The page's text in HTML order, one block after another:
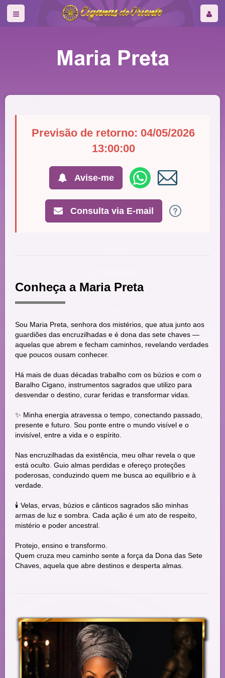
Maria Preta
Previsão de retorno: 04/05/2026
13:00:00
Avise-me
Consulta via E-mail
Conheça a Maria Preta
Sou Maria Preta, senhora dos mistérios, que atua junto aos
guardiões das encruzilhadas e é dona das sete chaves —
aquelas que abrem e fecham caminhos, revelando verdades
que poucos ousam conhecer.
Há mais de duas décadas trabalho com os búzios e com o
Baralho Cigano, instrumentos sagrados que utilizo para
desvendar o destino, curar feridas e transformar vidas.
✨ Minha energia atravessa o tempo, conectando passado,
presente e futuro. Sou ponte entre o mundo visível e o
invisível, entre a vida e o espírito.
Nas encruzilhadas da existência, meu olhar revela o que
está oculto. Guio almas perdidas e ofereço proteções
poderosas, conduzindo quem me busca ao equilíbrio e à
verdade.
🕯️ Velas, ervas, búzios e cânticos sagrados são minhas
armas de luz e sombra. Cada ação é um ato de respeito,
mistério e poder ancestral.
Protejo, ensino e transformo.
Quem cruza meu caminho sente a força da Dona das Sete
Chaves, aquela que abre destinos e desperta almas.